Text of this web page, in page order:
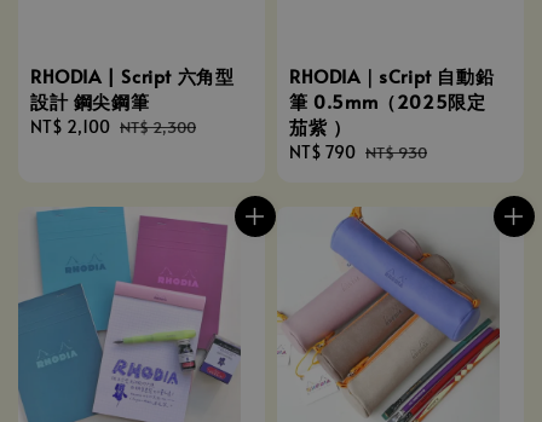
RHODIA | Script 六角型
設計 鋼尖鋼筆
Sale
NT$ 2,100 Regular
NT$ 2,300
RHODIA｜sCript 自動鉛
筆 0.5mm（2025限定
茄紫 ）
Sale
NT$ 790 Regular
NT$ 930